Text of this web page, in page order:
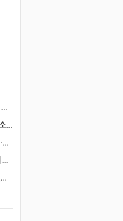
“갱년기 이후 마디마디 부쩍 쑤신다면”… 퇴행성 관절염의 신호와 관리법
우울증 있으면 면역도 달라진다…IgA 감소·IgM 변화, 아동기 외상과 IgE 증가로 국소 면역·알레르기 취약성 시사
"간에 지방 쌓이면 전신 대사질환 위험"…알칼로이드 천연물, MASLD 다중 경로 겨냥 새 치료 후보로
적게 먹어도 살이 잘 안 빠진다?...“생체 리듬 무너진 탓일 수도”
"잠버릇만 보면 건강 미래 보인다"…수면검사로 숨은 5개 위험군 찾아 사망·심혈관·뇌질환 예측